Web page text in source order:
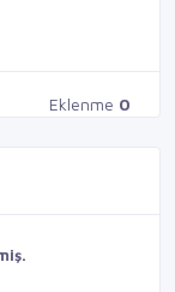
Eklenme 0